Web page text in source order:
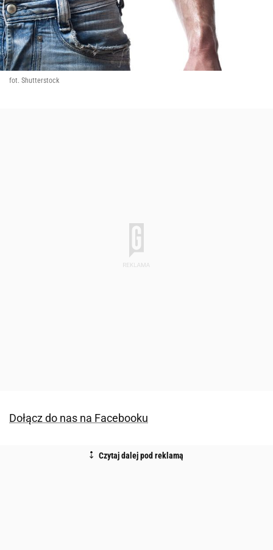
fot. Shutterstock
Dołącz do nas na Facebooku